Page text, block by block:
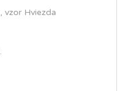
vzor Hviezda